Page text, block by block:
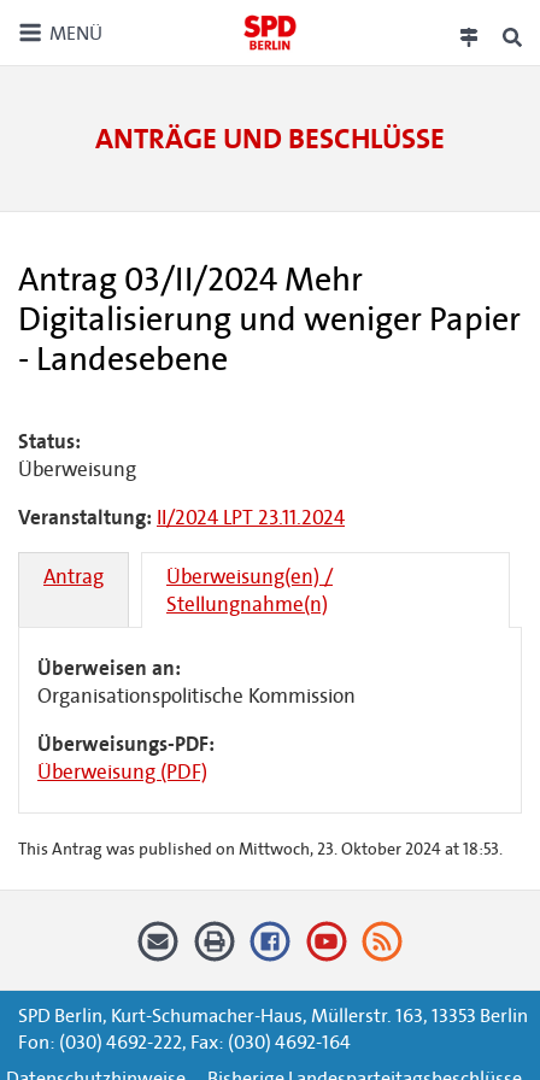
MENÜ
ANTRÄGE UND BESCHLÜSSE
Antrag 03/II/2024 Mehr
Digitalisierung und weniger Papier
- Landesebene
Status:
Überweisung
Veranstaltung: II/2024 LPT 23.11.2024
Antrag
Überweisung(en) /
Stellungnahme(n)
Überweisen an:
Organisationspolitische Kommission
Überweisungs-PDF:
Überweisung (PDF)
This Antrag was published on Mittwoch, 23. Oktober 2024 at 18:53.
SPD Berlin, Kurt-Schumacher-Haus, Müllerstr. 163, 13353 Berlin
Fon: (030) 4692-222, Fax: (030) 4692-164